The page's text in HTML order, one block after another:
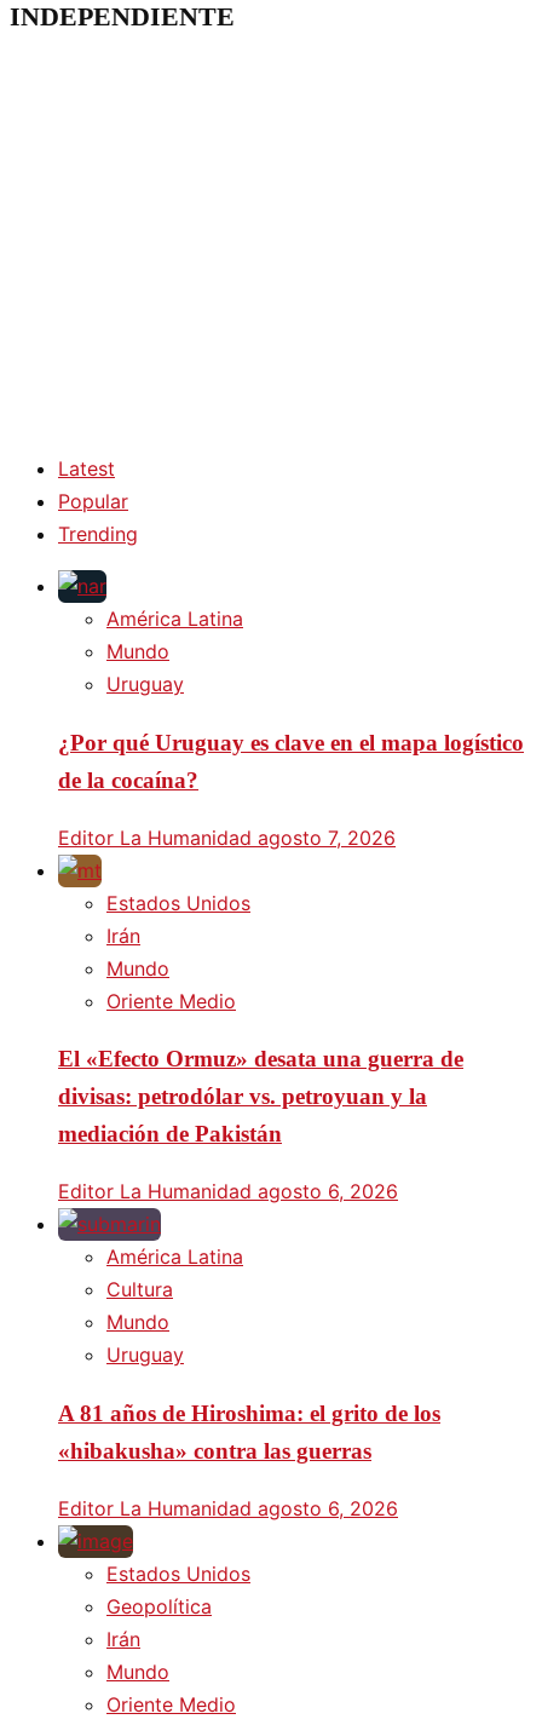
INDEPENDIENTE
Latest
Popular
Trending
América Latina
Mundo
Uruguay
¿Por qué Uruguay es clave en el mapa logístico
de la cocaína?
Editor La Humanidad agosto 7, 2026
Estados Unidos
Irán
Mundo
Oriente Medio
El «Efecto Ormuz» desata una guerra de
divisas: petrodólar vs. petroyuan y la
mediación de Pakistán
Editor La Humanidad agosto 6, 2026
América Latina
Cultura
Mundo
Uruguay
A 81 años de Hiroshima: el grito de los
«hibakusha» contra las guerras
Editor La Humanidad agosto 6, 2026
Estados Unidos
Geopolítica
Irán
Mundo
Oriente Medio